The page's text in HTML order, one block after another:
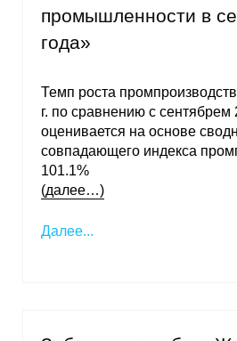
промышленности в
года»
Темп роста
г. по сравнению с сентябрем
оценивается на основе
совпадающего индекса
101.1%
(далее…)
Далее...